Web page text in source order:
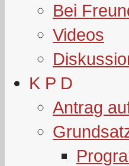
Bei
Videos
K P D
Antrag